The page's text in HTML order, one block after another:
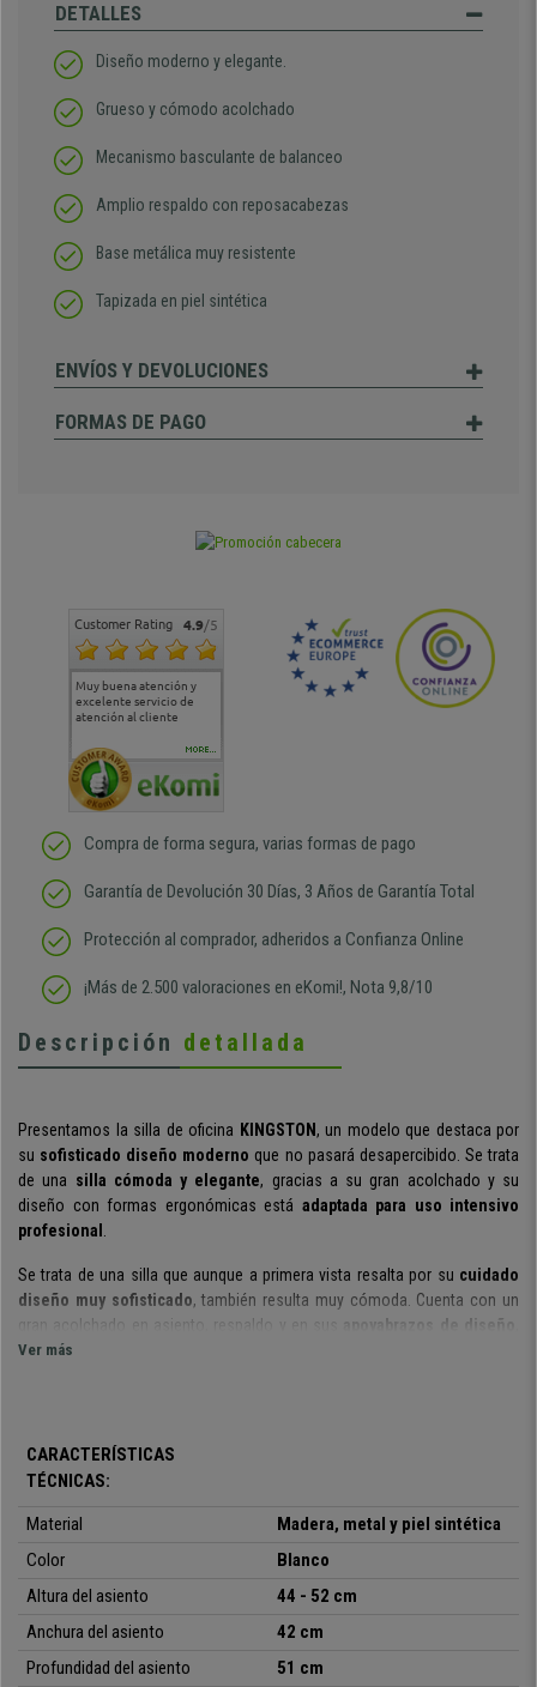
DETALLES
Diseño moderno y elegante.
Grueso y cómodo acolchado
Mecanismo basculante de balanceo
Amplio respaldo con reposacabezas
Base metálica muy resistente
Tapizada en piel sintética
ENVÍOS Y DEVOLUCIONES
FORMAS DE PAGO
Customer Rating 4.9/5
Muy buena atención y
excelente servicio de
atención al cliente
Muy buena atención de
cara al asesoramiento
Si estoy contento
MORE...
Compra de forma segura, varias formas de pago
Garantía de Devolución 30 Días, 3 Años de Garantía Total
Protección al comprador, adheridos a Confianza Online
¡Más de 2.500 valoraciones en eKomi!, Nota 9,8/10
Descripción detallada
Presentamos la silla de oficina KINGSTON, un modelo que destaca por
su sofisticado diseño moderno que no pasará desapercibido. Se trata
de una silla cómoda y elegante, gracias a su gran acolchado y su
diseño con formas ergonómicas está adaptada para uso intensivo
profesional
Se trata de una silla que aunque a primera vista resalta por su cuidado
diseño muy sofisticado, también resulta muy cómoda. Cuenta con un
gran acolchado en asiento, respaldo y en sus
apoyabrazos de diseño
además, tiene un
Cabe destacar que esta silla también destaca por su comodidad. Tanto
junto asus reposabrazos acolchados y tapizados , garantizan una
lo hacen un modelo perfecto para personas altas.
que permite balancearse o dejarlo en su posición fija, ideal para trabajar y
para periodos de descanso.
Ver más
CARACTERÍSTICAS
TÉCNICAS:
Material
Madera, metal y piel sintética
Color
Blanco
Altura del asiento
44 - 52 cm
Anchura del asiento
42 cm
Profundidad del asiento
51 cm